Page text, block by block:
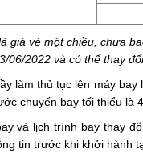
giá vé một chiều, chưa
06/2022 và có thể thay
làm thủ tục lên máy
chuyến bay tối thiểu là
và lịch trình bay thay
tin trước khi khởi hành